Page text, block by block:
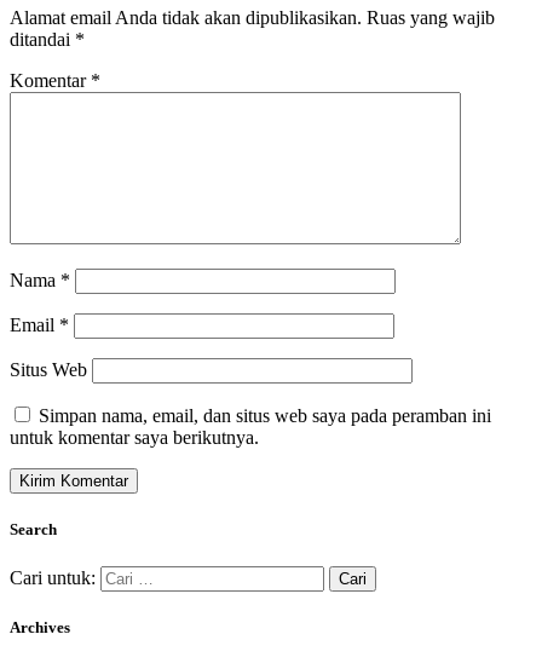
Alamat email Anda tidak akan dipublikasikan. Ruas yang wajib
ditandai *
Komentar *
Nama *
Email *
Situs Web
Simpan nama, email, dan situs web saya pada peramban ini
untuk komentar saya berikutnya.
Search
Cari untuk:
Archives